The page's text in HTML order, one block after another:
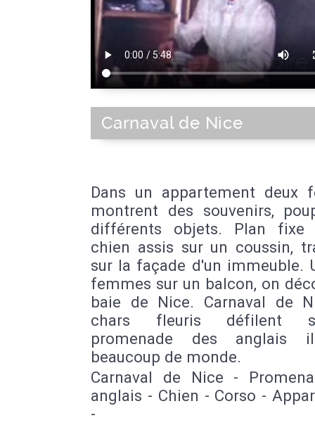
Carnaval de Nice
Dans un appartement deux
montrent des souvenirs,
différents objets. Plan fixe
chien assis sur un coussin,
sur la façade d'un immeuble.
femmes sur un balcon, on
baie de Nice. Carnaval de
chars fleuris défilent
promenade des
beaucoup de monde.
Carnaval de Nice -
anglais - Chien - Corso -
-